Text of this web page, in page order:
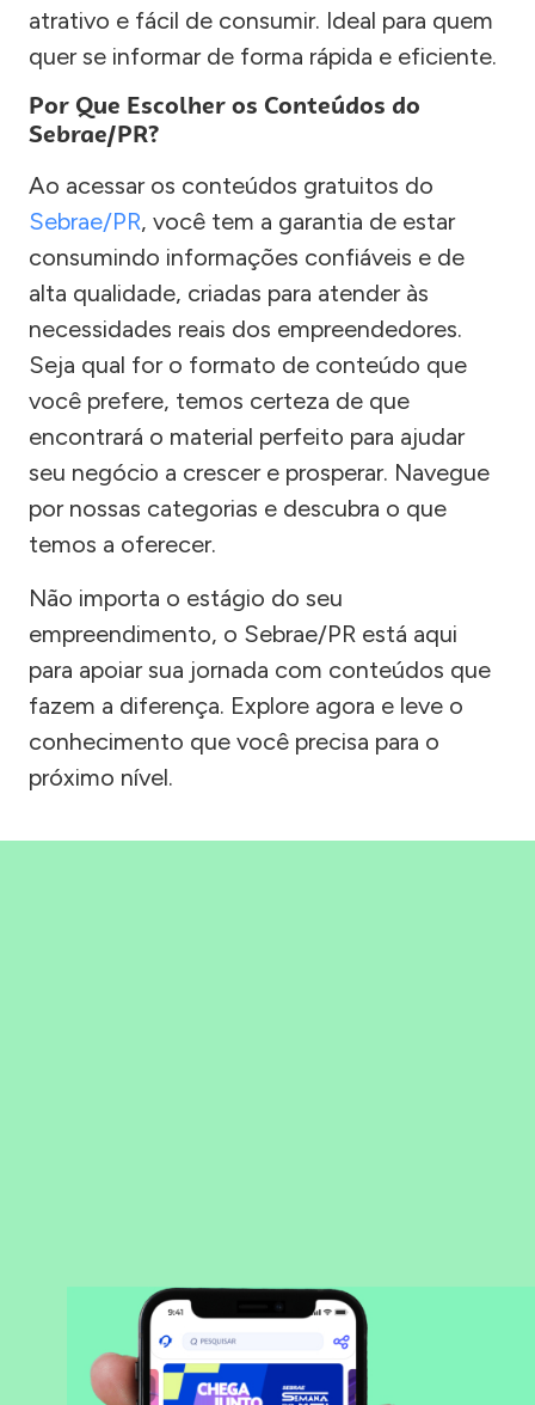
atrativo e fácil de consumir. Ideal para quem
quer se informar de forma rápida e eficiente.
Por Que Escolher os Conteúdos do
Sebrae/PR?
Ao acessar os conteúdos gratuitos do
Sebrae/PR, você tem a garantia de estar
consumindo informações confiáveis e de
alta qualidade, criadas para atender às
necessidades reais dos empreendedores.
Seja qual for o formato de conteúdo que
você prefere, temos certeza de que
encontrará o material perfeito para ajudar
seu negócio a crescer e prosperar. Navegue
por nossas categorias e descubra o que
temos a oferecer.
Não importa o estágio do seu
empreendimento, o Sebrae/PR está aqui
para apoiar sua jornada com conteúdos que
fazem a diferença. Explore agora e leve o
conhecimento que você precisa para o
próximo nível.